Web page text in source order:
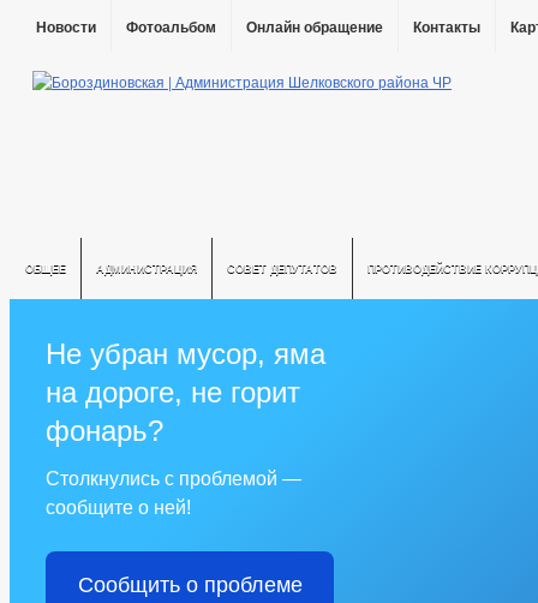
Новости Фотоальбом Онлайн обращение Контакты
ОБЩЕЕ АДМИНИСТРАЦИЯ СОВЕТ ДЕПУТАТОВ ПРОТИВОДЕЙСТВИЕ
Не убран мусор, яма
на дороге, не горит
фонарь?
Столкнулись с проблемой —
сообщите о ней!
Сообщить о проблеме